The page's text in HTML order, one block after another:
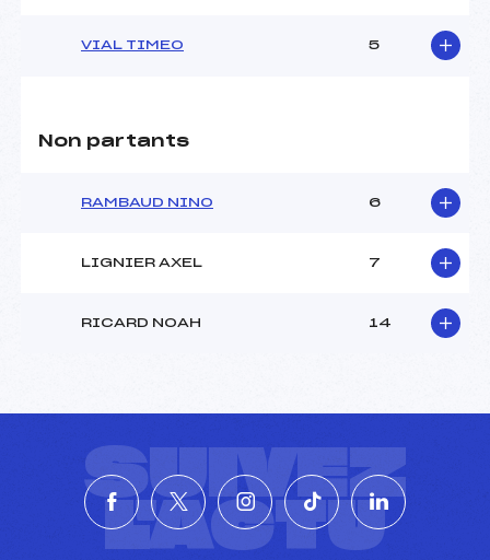
VIAL TIMEO 5
Non partants
RAMBAUD NINO 6
LIGNIER AXEL 7
RICARD NOAH 14
SUIVEZ
L'ACTU